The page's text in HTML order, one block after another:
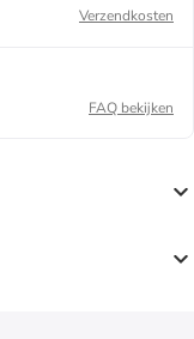
Verzendkosten
FAQ bekijken